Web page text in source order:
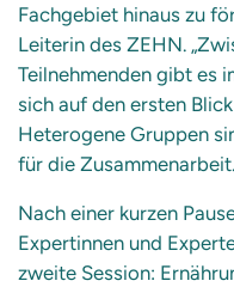
Fachgebiet hinaus zu
Leiterin des ZEHN.
Teilnehmenden gibt es
sich auf den ersten
Heterogene Gruppen
für die
Nach einer kurzen
Expertinnen und
zweite Session: